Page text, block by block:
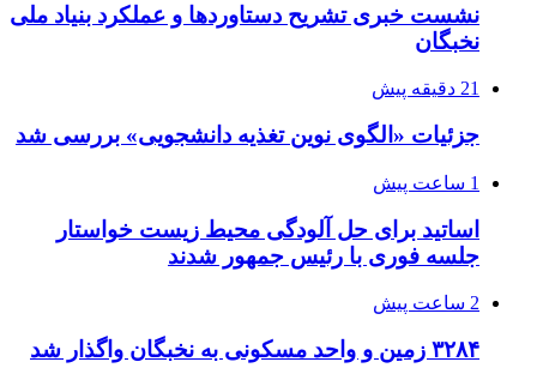
نشست خبری تشریح دستاوردها و عملکرد بنیاد ملی
نخبگان
21 دقیقه پیش
جزئیات «الگوی نوین تغذیه دانشجویی» بررسی شد
1 ساعت پیش
اساتید برای حل آلودگی محیط زیست خواستار
جلسه فوری با رئیس جمهور شدند
2 ساعت پیش
۳۲۸۴ زمین و واحد مسکونی به نخبگان واگذار شد